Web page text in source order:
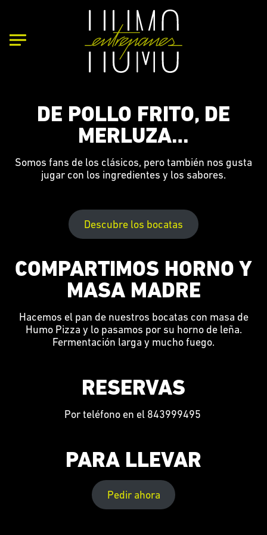
DE POLLO FRITO, DE
MERLUZA…
Somos fans de los clásicos, pero también nos gusta
jugar con los ingredientes y los sabores.
Descubre los bocatas
COMPARTIMOS HORNO Y
MASA MADRE
Hacemos el pan de nuestros bocatas con masa de
Humo Pizza y lo pasamos por su horno de leña.
Fermentación larga y mucho fuego.
RESERVAS
Por teléfono en el 843999495
PARA LLEVAR
Pedir ahora